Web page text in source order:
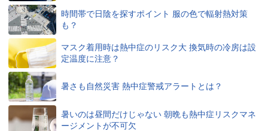
時間帯で日陰を探すポイント 服の色で輻射熱対策
も？
マスク着用時は熱中症のリスク大 換気時の冷房は設
定温度に注意？
暑さも自然災害 熱中症警戒アラートとは？
暑いのは昼間だけじゃない 朝晩も熱中症リスクマネ
ージメントが不可欠